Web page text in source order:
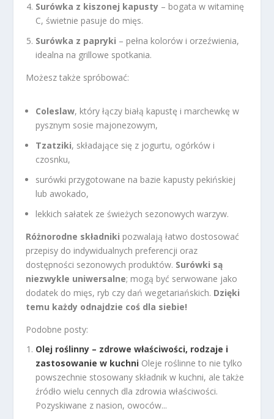
Surówka z kiszonej kapusty – bogata w witaminę
C, świetnie pasuje do mięs.
Surówka z papryki – pełna kolorów i orzeźwienia,
idealna na grillowe spotkania.
Możesz także spróbować:
Coleslaw, który łączy białą kapustę i marchewkę w
pysznym sosie majonezowym,
Tzatziki, składające się z jogurtu, ogórków i
czosnku,
surówki przygotowane na bazie kapusty pekińskiej
lub awokado,
lekkich sałatek ze świeżych sezonowych warzyw.
Różnorodne składniki pozwalają łatwo dostosować
przepisy do indywidualnych preferencji oraz
dostępności sezonowych produktów. Surówki są
niezwykle uniwersalne; mogą być serwowane jako
dodatek do mięs, ryb czy dań wegetariańskich. Dzięki
temu każdy odnajdzie coś dla siebie!
Podobne posty:
Olej roślinny – zdrowe właściwości, rodzaje i
zastosowanie w kuchni Oleje roślinne to nie tylko
powszechnie stosowany składnik w kuchni, ale także
źródło wielu cennych dla zdrowia właściwości.
Pozyskiwane z nasion, owoców...